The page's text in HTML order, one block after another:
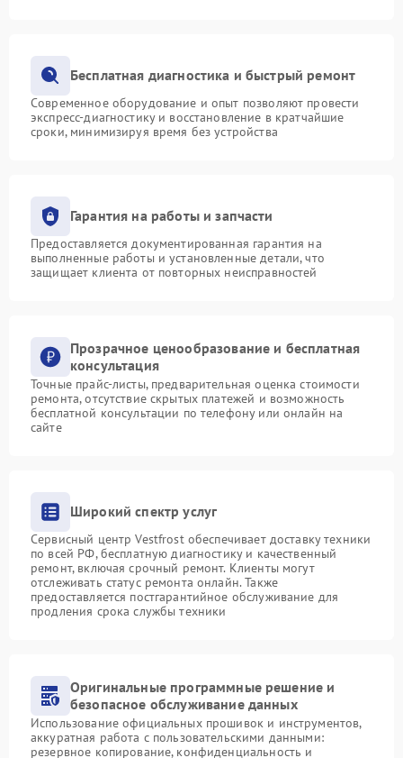
Бесплатная диагностика и быстрый ремонт
Современное оборудование и опыт позволяют провести
экспресс-диагностику и восстановление в кратчайшие
сроки, минимизируя время без устройства
Гарантия на работы и запчасти
Предоставляется документированная гарантия на
выполненные работы и установленные детали, что
защищает клиента от повторных неисправностей
Прозрачное ценообразование и бесплатная
консультация
Точные прайс-листы, предварительная оценка стоимости
ремонта, отсутствие скрытых платежей и возможность
бесплатной консультации по телефону или онлайн на
сайте
Широкий спектр услуг
Сервисный центр Vestfrost обеспечивает доставку техники
по всей РФ, бесплатную диагностику и качественный
ремонт, включая срочный ремонт. Клиенты могут
отслеживать статус ремонта онлайн. Также
предоставляется постгарантийное обслуживание для
продления срока службы техники
Оригинальные программные решение и
безопасное обслуживание данных
Использование официальных прошивок и инструментов,
аккуратная работа с пользовательскими данными:
резервное копирование, конфиденциальность и